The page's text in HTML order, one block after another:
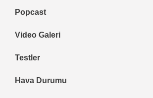
Popcast
Video Galeri
Testler
Hava Durumu